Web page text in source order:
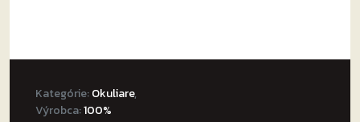
Kategórie:Okuliare,
Výrobca:100%